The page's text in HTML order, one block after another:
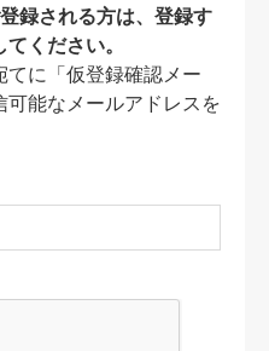
録される方は、登録す
ください。
に「仮登録確認メー
能なメールアドレスを